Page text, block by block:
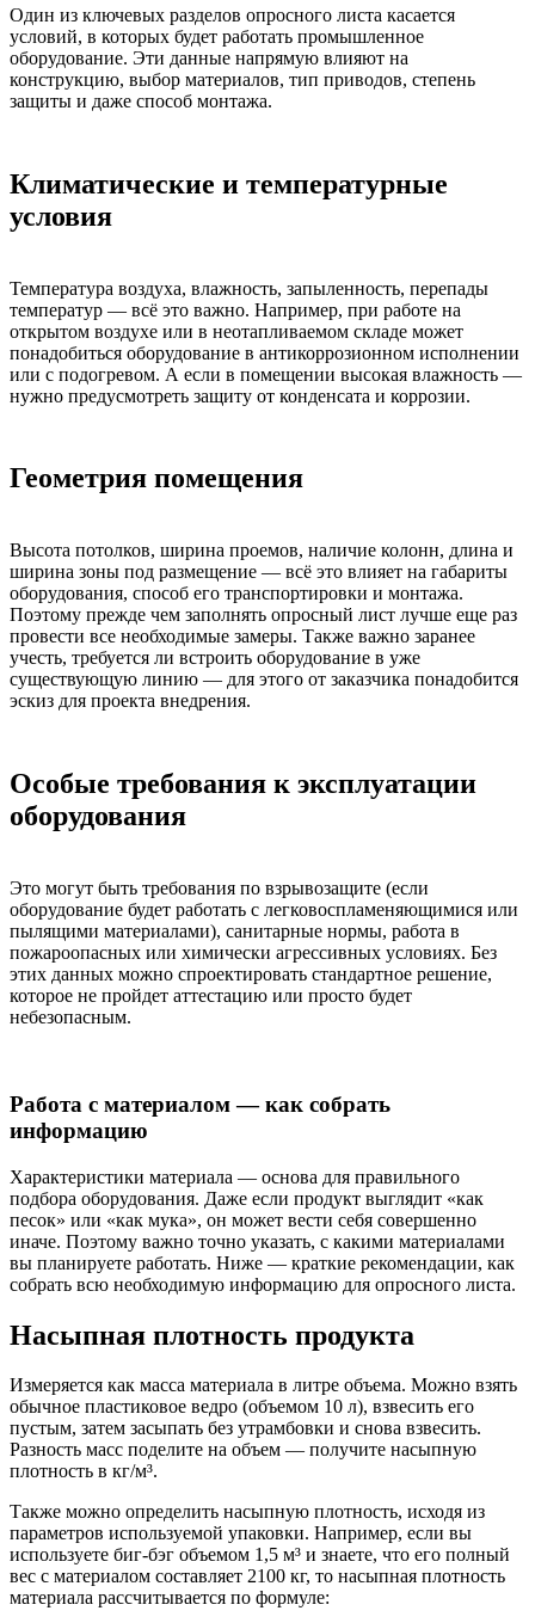
Один из ключевых разделов опросного листа касается
условий, в которых будет работать промышленное
оборудование. Эти данные напрямую влияют на
конструкцию, выбор материалов, тип приводов, степень
защиты и даже способ монтажа.
Климатические и температурные
условия
Температура воздуха, влажность, запыленность, перепады
температур — всё это важно. Например, при работе на
открытом воздухе или в неотапливаемом складе может
понадобиться оборудование в антикоррозионном исполнении
или с подогревом. А если в помещении высокая влажность —
нужно предусмотреть защиту от конденсата и коррозии.
Геометрия помещения
Высота потолков, ширина проемов, наличие колонн, длина и
ширина зоны под размещение — всё это влияет на габариты
оборудования, способ его транспортировки и монтажа.
Поэтому прежде чем заполнять опросный лист лучше еще раз
провести все необходимые замеры. Также важно заранее
учесть, требуется ли встроить оборудование в уже
существующую линию — для этого от заказчика понадобится
эскиз для проекта внедрения.
Особые требования к эксплуатации
оборудования
Это могут быть требования по взрывозащите (если
оборудование будет работать с легковоспламеняющимися или
пылящими материалами), санитарные нормы, работа в
пожароопасных или химически агрессивных условиях. Без
этих данных можно спроектировать стандартное решение,
которое не пройдет аттестацию или просто будет
небезопасным.
Работа с материалом — как собрать
информацию
Характеристики материала — основа для правильного
подбора оборудования. Даже если продукт выглядит «как
песок» или «как мука», он может вести себя совершенно
иначе. Поэтому важно точно указать, с какими материалами
вы планируете работать. Ниже — краткие рекомендации, как
собрать всю необходимую информацию для опросного листа.
Насыпная плотность продукта
Измеряется как масса материала в литре объема. Можно взять
обычное пластиковое ведро (объемом 10 л), взвесить его
пустым, затем засыпать без утрамбовки и снова взвесить.
Разность масс поделите на объем — получите насыпную
плотность в кг/м³.
Также можно определить насыпную плотность, исходя из
параметров используемой упаковки. Например, если вы
используете биг-бэг объемом 1,5 м³ и знаете, что его полный
вес с материалом составляет 2100 кг, то насыпная плотность
материала рассчитывается по формуле: